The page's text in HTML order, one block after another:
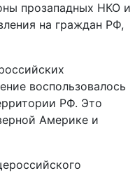
прозападных НКО и
на граждан РФ,
воспользовалось
РФ. Это
Америке и